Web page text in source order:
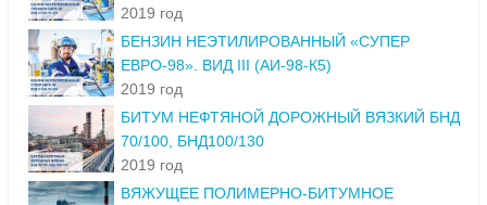
2019 год
БЕНЗИН НЕЭТИЛИРОВАННЫЙ «СУПЕР
ЕВРО-98». ВИД III (АИ-98-К5)
2019 год
БИТУМ НЕФТЯНОЙ ДОРОЖНЫЙ ВЯЗКИЙ БНД
70/100, БНД100/130
2019 год
ВЯЖУЩЕЕ ПОЛИМЕРНО-БИТУМНОЕ